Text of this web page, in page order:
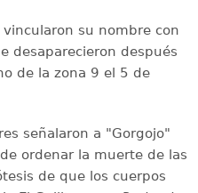
su nombre con
desaparecieron después
de la zona 9 el 5 de
señalaron a "Gorgojo"
ordenar la muerte de las
de que los cuerpos